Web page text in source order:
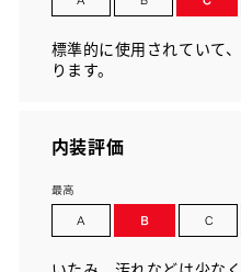
標準的に使用されていて
ります。
内装評価